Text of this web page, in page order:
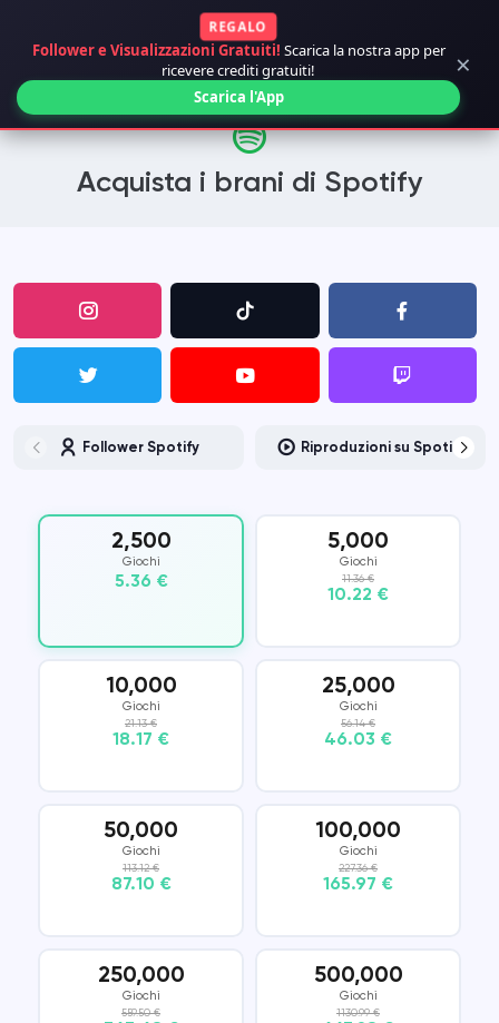
REGALO
Follower e Visualizzazioni Gratuiti! Scarica la nostra app per
ricevere crediti gratuiti!
Scarica l'App
×
Acquista i brani di Spotify
Follower Spotify Riproduzioni su Spotify
2,500
Giochi
5.36 €
5,000
Giochi
11.36 €
10.22 €
10,000
Giochi
21.13 €
18.17 €
25,000
Giochi
56.14 €
46.03 €
50,000
Giochi
113.12 €
87.10 €
100,000
Giochi
227.36 €
165.97 €
250,000
Giochi
559.50 €
500,000
Giochi
1130.99 €